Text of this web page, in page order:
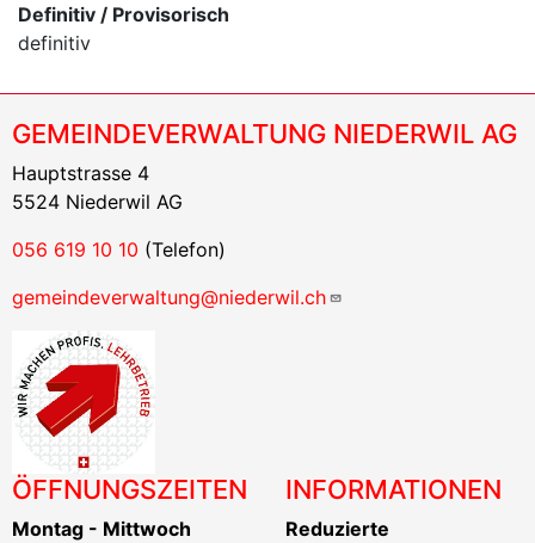
Definitiv / Provisorisch
definitiv
GEMEINDEVERWALTUNG NIEDERWIL AG
Hauptstrasse 4
5524 Niederwil AG
056 619 10 10 (Telefon)
gemeindeverwaltung@niederwil.ch
ÖFFNUNGSZEITEN
Montag - Mittwoch
INFORMATIONEN
Reduzierte